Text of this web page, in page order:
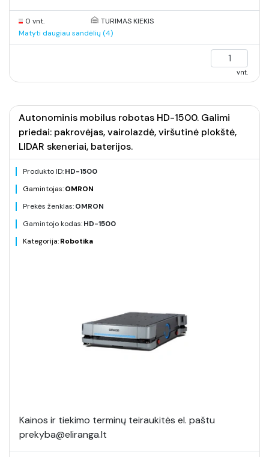
0 vnt.
TURIMAS KIEKIS
Matyti daugiau sandėlių (4)
vnt.
Autonominis mobilus robotas HD-1500. Galimi
priedai: pakrovėjas, vairolazdė, viršutinė plokštė,
LIDAR skeneriai, baterijos.
Produkto ID:HD-1500
Gamintojas:OMRON
Prekės ženklas:OMRON
Gamintojo kodas:HD-1500
Kategorija:Robotika
Kainos ir tiekimo terminų teiraukitės el. paštu
prekyba@eliranga.lt